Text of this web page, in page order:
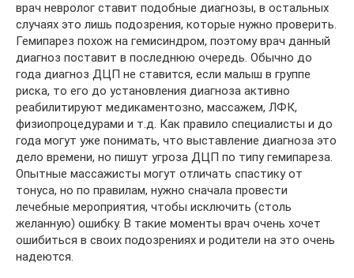
врач невролог ставит подобные диагнозы, в остальных
случаях это лишь подозрения, которые нужно проверить.
Гемипарез похож на гемисиндром, поэтому врач данный
диагноз поставит в последнюю очередь. Обычно до
года диагноз ДЦП не ставится, если малыш в группе
риска, то его до установления диагноза активно
реабилитируют медикаментозно, массажем, ЛФК,
физиопроцедурами и т.д. Как правило специалисты и до
года могут уже понимать, что выставление диагноза это
дело времени, но пишут угроза ДЦП по типу гемипареза.
Опытные массажисты могут отличать спастику от
тонуса, но по правилам, нужно сначала провести
лечебные мероприятия, чтобы исключить (столь
желанную) ошибку. В такие моменты врач очень хочет
ошибиться в своих подозрениях и родители на это очень
надеются.